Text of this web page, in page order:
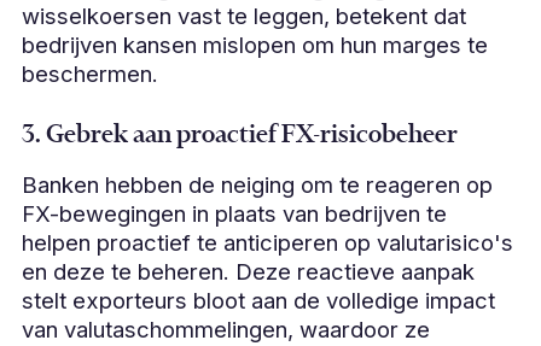
wisselkoersen vast te leggen, betekent dat
bedrijven kansen mislopen om hun marges te
beschermen.
3. Gebrek aan proactief FX-risicobeheer
Banken hebben de neiging om te reageren op
FX-bewegingen in plaats van bedrijven te
helpen proactief te anticiperen op valutarisico's
en deze te beheren. Deze reactieve aanpak
stelt exporteurs bloot aan de volledige impact
van valutaschommelingen, waardoor ze